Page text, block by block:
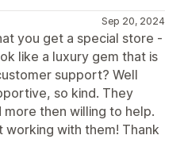
Sep 20, 2024
you get a special store -
like a luxury gem that is
support? Well
so kind. They
then willing to help.
with them! Thank